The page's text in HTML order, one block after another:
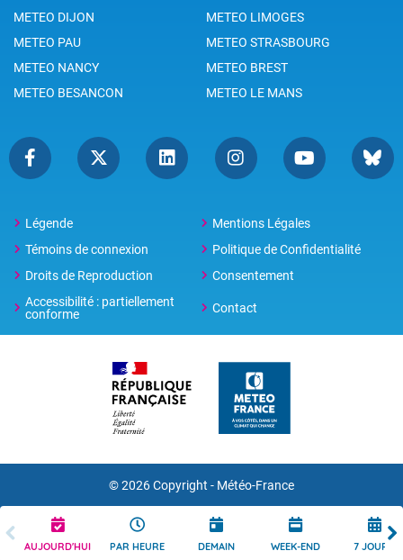
AUJOURD'HUI PAR HEURE DEMAIN WEEK-END 7 JOURS
METEO DIJON
METEO LIMOGES
METEO PAU
METEO STRASBOURG
METEO NANCY
METEO BREST
METEO BESANCON
METEO LE MANS
Légende
Mentions Légales
Témoins de connexion
Politique de Confidentialité
Droits de Reproduction
Consentement
Accessibilité : partiellement
conforme
Contact
© 2026 Copyright - Météo-France